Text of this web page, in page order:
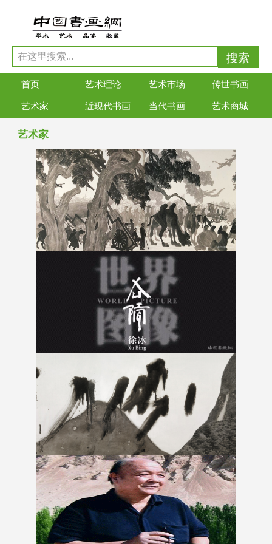
首页 艺术理论 艺术市场 传世书画
艺术家 近现代书画 当代书画 艺术商城
艺术家